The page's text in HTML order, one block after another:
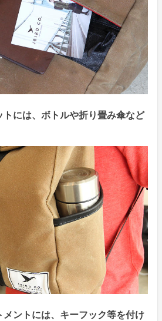
トには、ボトルや折り畳み傘など
メントには、キーフック等を付け